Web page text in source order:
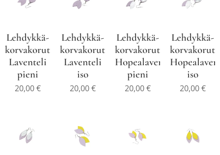
Lehdykkä-
korvakorut
Laventeli
pieni
20,00€
Lehdykkä-
korvakorut
Laventeli
iso
20,00€
Lehdykkä-
korvakorut
Hopealaventeli
pieni
20,00€
Lehdykkä-
korvakorut
iso
20,00€